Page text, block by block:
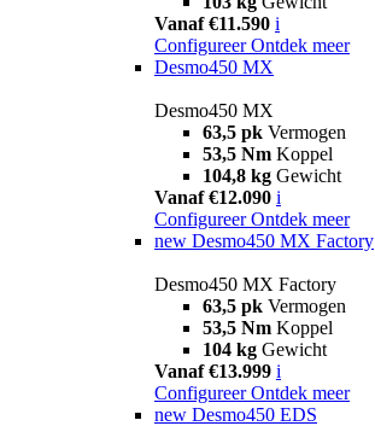
Vanaf €11.590 i
Configureer Ontdek meer
Desmo450 MX
Desmo450 MX
63,5 pk Vermogen
53,5 Nm Koppel
104,8 kg Gewicht
Vanaf €12.090 i
Configureer Ontdek meer
new Desmo450 MX Factory
Desmo450 MX Factory
63,5 pk Vermogen
53,5 Nm Koppel
104 kg Gewicht
Vanaf €13.999 i
Configureer Ontdek meer
new Desmo450 EDS